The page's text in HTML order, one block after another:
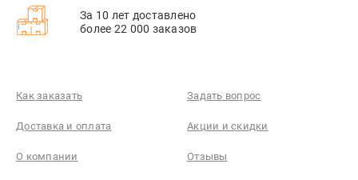
За 10 лет доставлено
более 22 000 заказов
Как заказать Задать вопрос
Доставка и оплата Акции и скидки
О компании Отзывы